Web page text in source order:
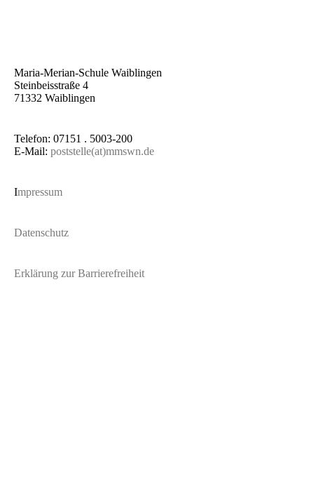
Maria-Merian-Schule Waiblingen
Steinbeisstraße 4
71332 Waiblingen
Telefon: 07151 . 5003-200
E-Mail: poststelle(at)mmswn.de
Impressum
Datenschutz
Erklärung zur Barrierefreiheit